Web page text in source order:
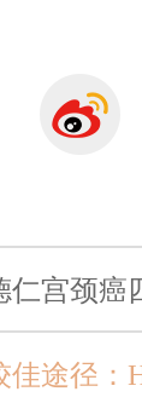
仁宫颈
佳途径：